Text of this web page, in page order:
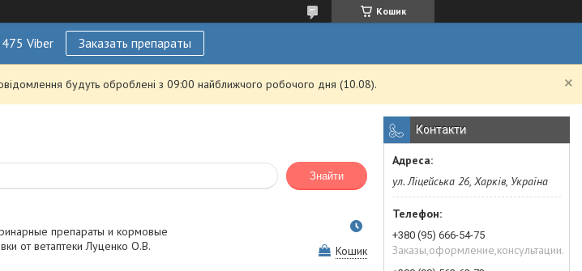
Кошик
Viber Заказать препараты
будуть оброблені з 09:00 найближчого робочого дня (10.08).
Знайти
препараты и кормовые
от ветаптеки Луценко О.В.
Кошик
Контакти
ул. Ліцейська 26, Харків, Україна
+380 (95) 666-54-75
Заказы,оформление,консультации.